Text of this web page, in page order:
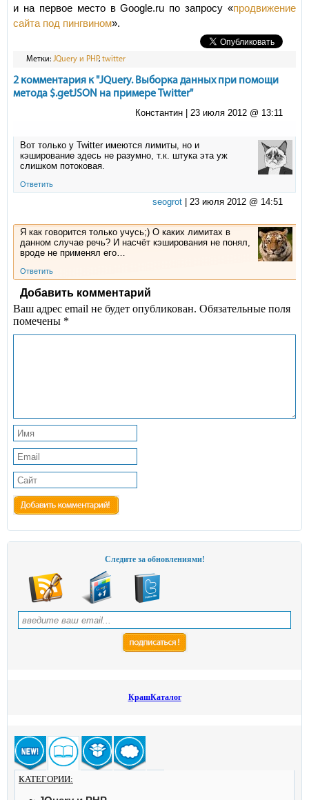
и на первое место в Google.ru по запросу «продвижение
сайта под пингвином».
Метки: JQuery и PHP, twitter
2 комментария к "JQuery. Выборка данных при помощи
метода $.getJSON на примере Twitter"
Константин | 23 июля 2012 @ 13:11
Вот только у Twitter имеются лимиты, но и
кэширование здесь не разумно, т.к. штука эта уж
слишком потоковая.
Ответить
seogrot 23 июля 2012 @ 14:51
Я как говорится только учусь;) О каких лимитах в
данном случае речь? И насчёт кэширования не понял,
вроде не применял его…
Ответить
Добавить комментарий
Ваш адрес email не будет опубликован. Обязательные поля
помечены *
Следите за обновлениями!
КрашКаталог
КАТЕГОРИИ: